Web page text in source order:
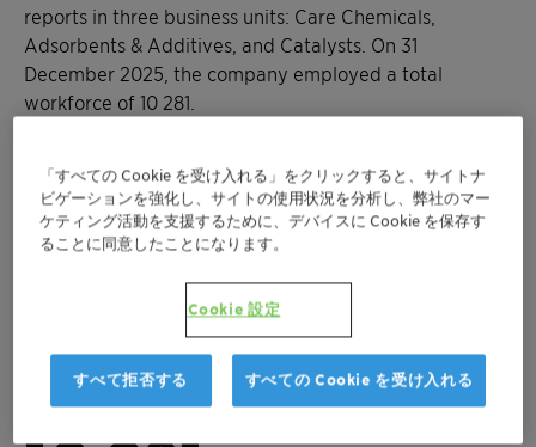
reports in three business units: Care Chemicals,
Adsorbents & Additives, and Catalysts. On 31
December 2025, the company employed a total
workforce of 10 281.
Key figures 2025
3
Business units
「すべての Cookie を受け入れる」をクリックすると、サイトナ
ビゲーションを強化し、サイトの使用状況を分析し、弊社のマー
ケティング活動を支援するために、デバイスに Cookie を保存す
ることに同意したことになります。
Cookie 設定
すべて拒否する すべての Cookie を受け入れる